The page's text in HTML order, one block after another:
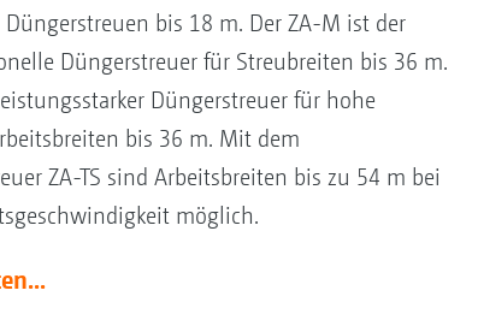
bis 18 m. Der ZA-M ist der
Düngerstreuer für Streubreiten bis 36 m.
Düngerstreuer für hohe
bis 36 m. Mit dem
ZA-TS sind Arbeitsbreiten bis zu 54 m bei
möglich.